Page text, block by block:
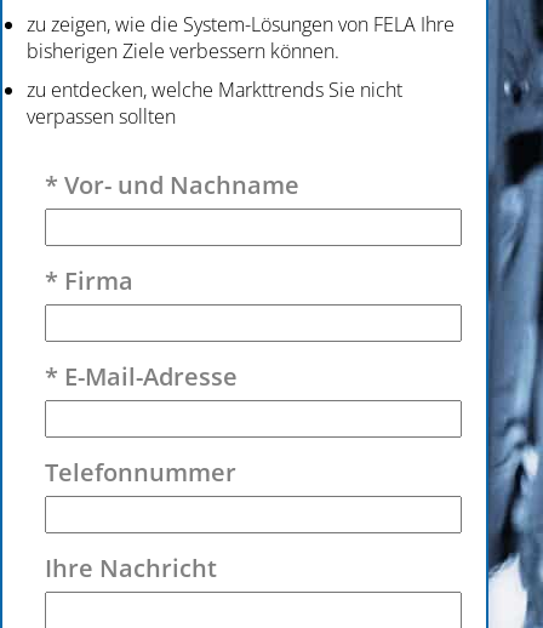
zu zeigen, wie die System-Lösungen von FELA Ihre
bisherigen Ziele verbessern können.
zu entdecken, welche Markttrends Sie nicht
verpassen sollten
* Vor- und Nachname
* Firma
* E-Mail-Adresse
Telefonnummer
Ihre Nachricht